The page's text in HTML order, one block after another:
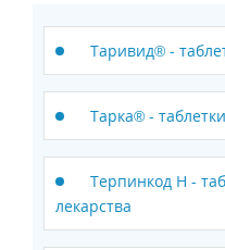
Таривид® -
Тарка® -
Терпинкод Н -
лекарства